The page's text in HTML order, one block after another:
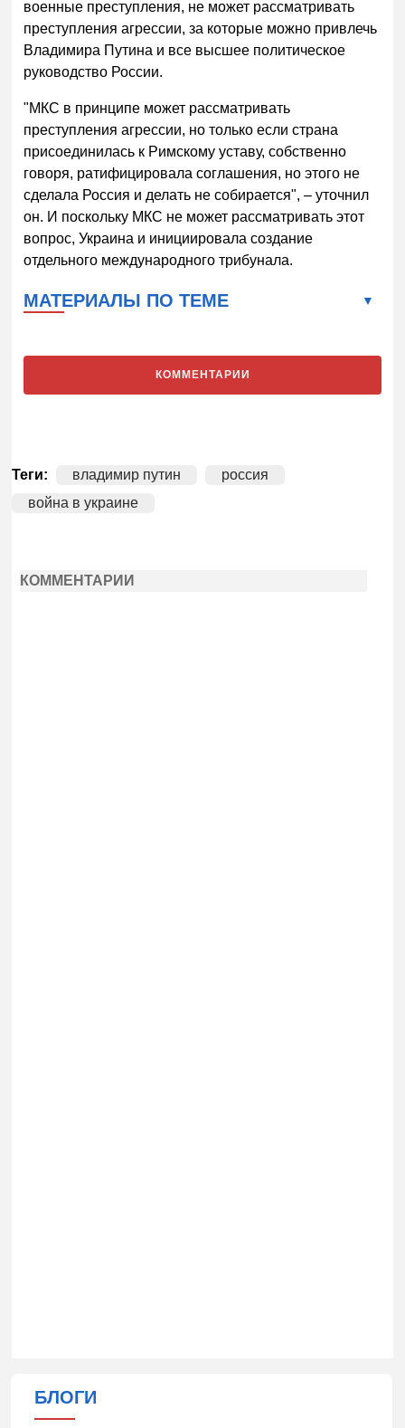
военные преступления, не может рассматривать
преступления агрессии, за которые можно привлечь
Владимира Путина и все высшее политическое
руководство России.
"МКС в принципе может рассматривать
преступления агрессии, но только если страна
присоединилась к Римскому уставу, собственно
говоря, ратифицировала соглашения, но этого не
сделала Россия и делать не собирается", – уточнил
он. И поскольку МКС не может рассматривать этот
вопрос, Украина и инициировала создание
отдельного международного трибунала.
МАТЕРИАЛЫ ПО ТЕМЕ
КОММЕНТАРИИ
Теги: владимир путин
россия
война в украине
КОММЕНТАРИИ
БЛОГИ